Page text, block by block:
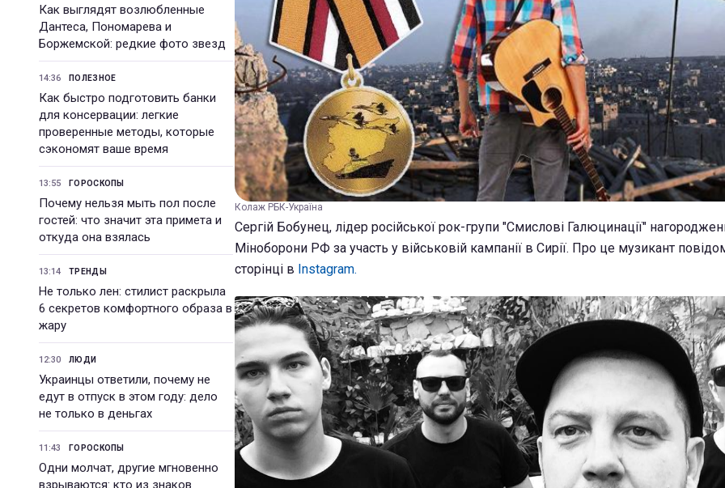
Как выглядят возлюбленные
Дантеса, Пономарева и
Боржемской: редкие фото звезд
14:36 ПОЛЕЗНОЕ
Как быстро подготовить банки
для консервации: легкие
проверенные методы, которые
сэкономят ваше время
13:55 ГОРОСКОПЫ
Почему нельзя мыть пол после
гостей: что значит эта примета и
откуда она взялась
13:14 ТРЕНДЫ
Не только лен: стилист раскрыла
6 секретов комфортного образа в
жару
12:30 ЛЮДИ
Украинцы ответили, почему не
едут в отпуск в этом году: дело
не только в деньгах
11:43 ГОРОСКОПЫ
Одни молчат, другие мгновенно
взрываются: кто из знаков
Колаж РБК-Україна
Сергій Бобунец, лідер російської рок-групи "Смислові Галюцинації"
Міноборони РФ за участь у військовій кампанії в Сирії. Про це музикант
сторінці в Іnstagram.